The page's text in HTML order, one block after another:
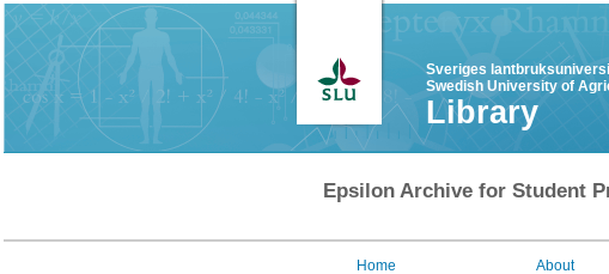
Sveriges
Swedish University of
Library
Epsilon Archive for Student
Home About